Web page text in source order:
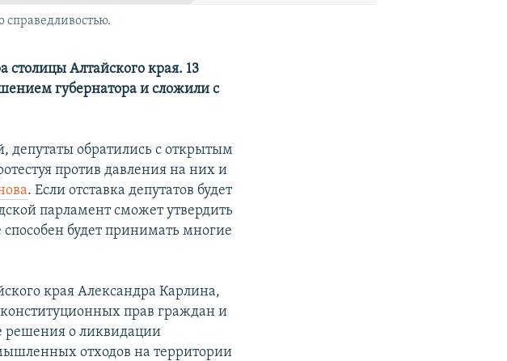
справедливостью.
столицы Алтайского края. 13
губернатора и сложили с
депутаты обратились с открытым
против давления на них и
. Если отставка депутатов будет
парламент сможет утвердить
будет принимать многие
края Александра Карлина,
прав граждан и
решения о ликвидации
отходов на территории